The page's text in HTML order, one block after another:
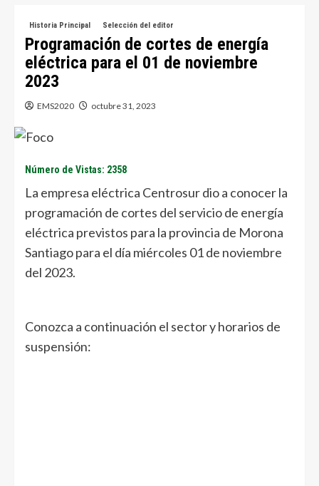
Historia Principal Selección del editor
Programación de cortes de energía
eléctrica para el 01 de noviembre
2023
EMS2020 octubre 31, 2023
Número de Vistas: 2358
La empresa eléctrica Centrosur dio a conocer la
programación de cortes del servicio de energía
eléctrica previstos para la provincia de Morona
Santiago para el día miércoles 01 de noviembre
del 2023.
Conozca a continuación el sector y horarios de
suspensión: